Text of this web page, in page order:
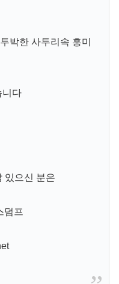
박한 사투리속 흥미
니다
있으신 분은
덤프